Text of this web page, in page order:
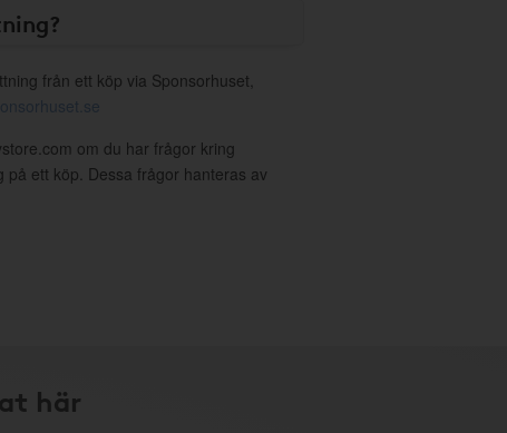
från ett köp via Sponsorhuset,
om du har frågor kring
på ett köp. Dessa frågor hanteras av
här